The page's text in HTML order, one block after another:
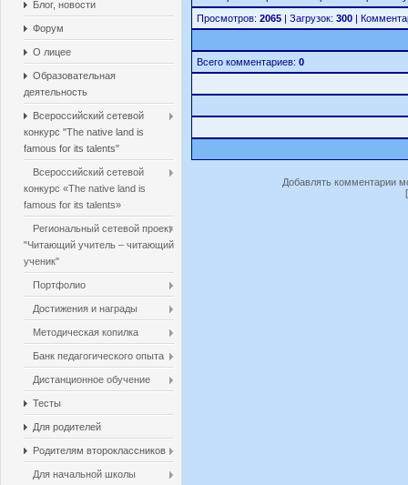
Блог, новости
Форум
О лицее
Образовательная
деятельность
Всероссийский сетевой
конкурс "The native land is
famous for its talents"
Всероссийский сетевой
конкурс «The native land is
famous for its talents»
Региональный сетевой проект
"Читающий учитель – читающий
ученик"
Портфолио
Достижения и награды
Методическая копилка
Банк педагогического опыта
Дистанционное обучение
Тесты
Для родителей
Родителям второклассников
Для начальной школы
Просмотров: 2065 | Загрузок: 300 |
Всего комментариев: 0
Добавлять комментарии